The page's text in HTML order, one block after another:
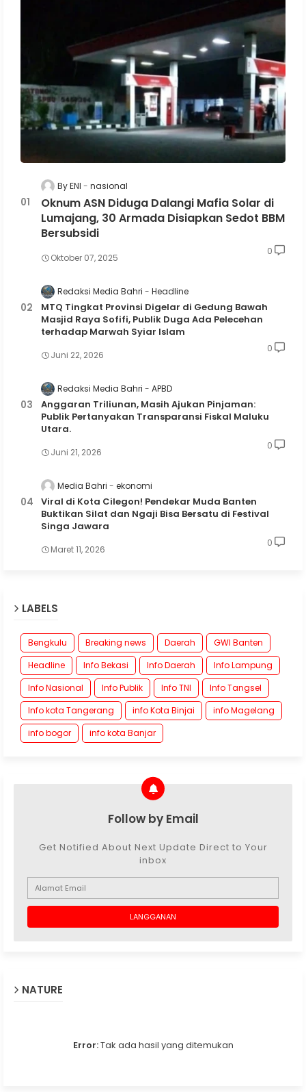
By ENI nasional
Oknum ASN Diduga Dalangi Mafia Solar di
Lumajang, 30 Armada Disiapkan Sedot BBM
Bersubsidi
Oktober 07, 2025
0
Redaksi Media Bahri Headline
MTQ Tingkat Provinsi Digelar di Gedung Bawah
Masjid Raya Sofifi, Publik Duga Ada Pelecehan
terhadap Marwah Syiar Islam
Juni 22, 2026
0
Redaksi Media Bahri APBD
Anggaran Triliunan, Masih Ajukan Pinjaman:
Publik Pertanyakan Transparansi Fiskal Maluku
Utara.
Juni 21, 2026
0
Media Bahri ekonomi
Viral di Kota Cilegon! Pendekar Muda Banten
Buktikan Silat dan Ngaji Bisa Bersatu di Festival
Singa Jawara
Maret 11, 2026
0
LABELS
Bengkulu Breaking news Daerah
GWI Banten
Headline
Info Bekasi Info Daerah
Info Lampung
Info Nasional
Info Publik Info TNI
Info Tangsel
Info kota Tangerang
info Kota Binjai
info Magelang
info bogor
info kota Banjar
Follow by Email
Get Notified About Next Update Direct to Your
inbox
NATURE
Error:Tak ada hasil yang ditemukan